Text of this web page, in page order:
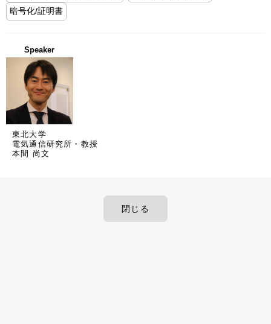
暗号化/証明書
Speaker
東北大学
電気通信研究所・教授
本間 尚文
閉じる